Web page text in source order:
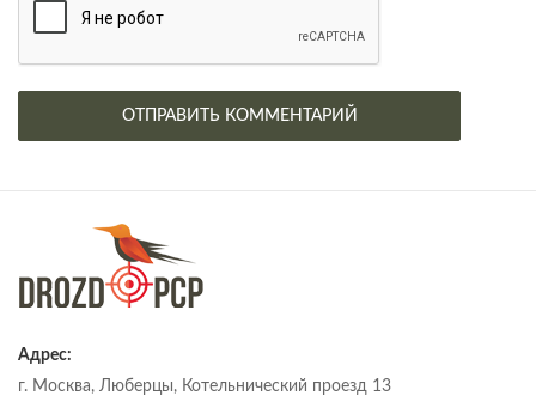
Адрес:
г. Москва, Люберцы, Котельнический проезд 13